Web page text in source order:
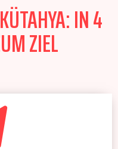
IN 4
ZIEL